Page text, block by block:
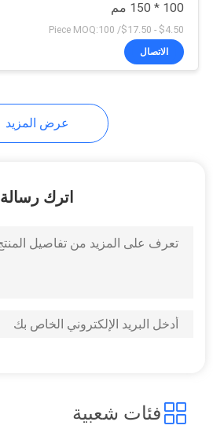
100 * 150 مم
$4.50 - $17.50/ Piece MOQ:100
الاتصال
عرض المزيد
اترك رسالة
فئات شعبية